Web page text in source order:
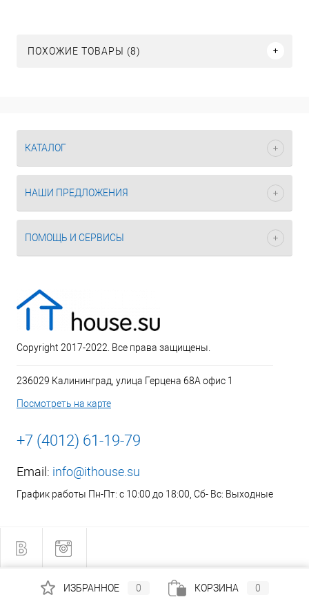
ПОХОЖИЕ ТОВАРЫ (8)
КАТАЛОГ
НАШИ ПРЕДЛОЖЕНИЯ
ПОМОЩЬ И СЕРВИСЫ
Copyright 2017-2022. Все права защищены.
236029 Калининград, улица Герцена 68А офис 1
Посмотреть на карте
+7 (4012) 61-19-79
Email: info@ithouse.su
График работы Пн-Пт: с 10:00 до 18:00, Сб- Вс: Выходные
ИЗБРАННОЕ 0 КОРЗИНА 0